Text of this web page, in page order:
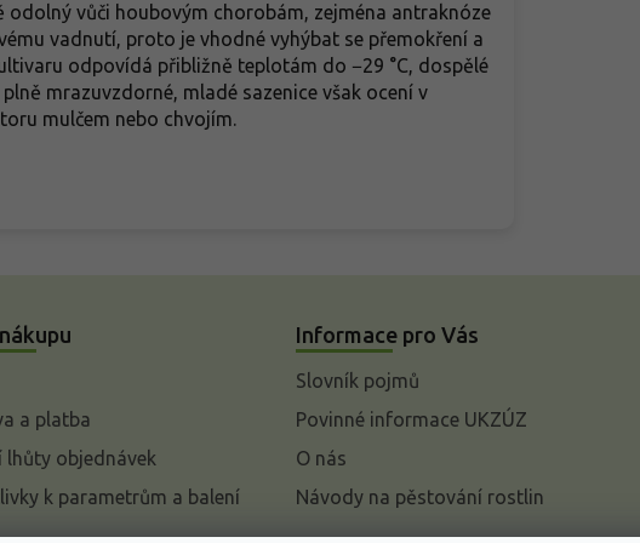
vůči houbovým chorobám, zejména antraknóze
vadnutí, proto je vhodné vyhýbat se přemokření a
odpovídá přibližně teplotám do −29 °C, dospělé
mrazuvzdorné, mladé sazenice však ocení v
mulčem nebo chvojím.
a platba
lhůty objednávek
k parametrům a balení
Informace pro Vás
Slovník pojmů
Povinné informace UKZÚZ
O nás
Návody na pěstování rostlin